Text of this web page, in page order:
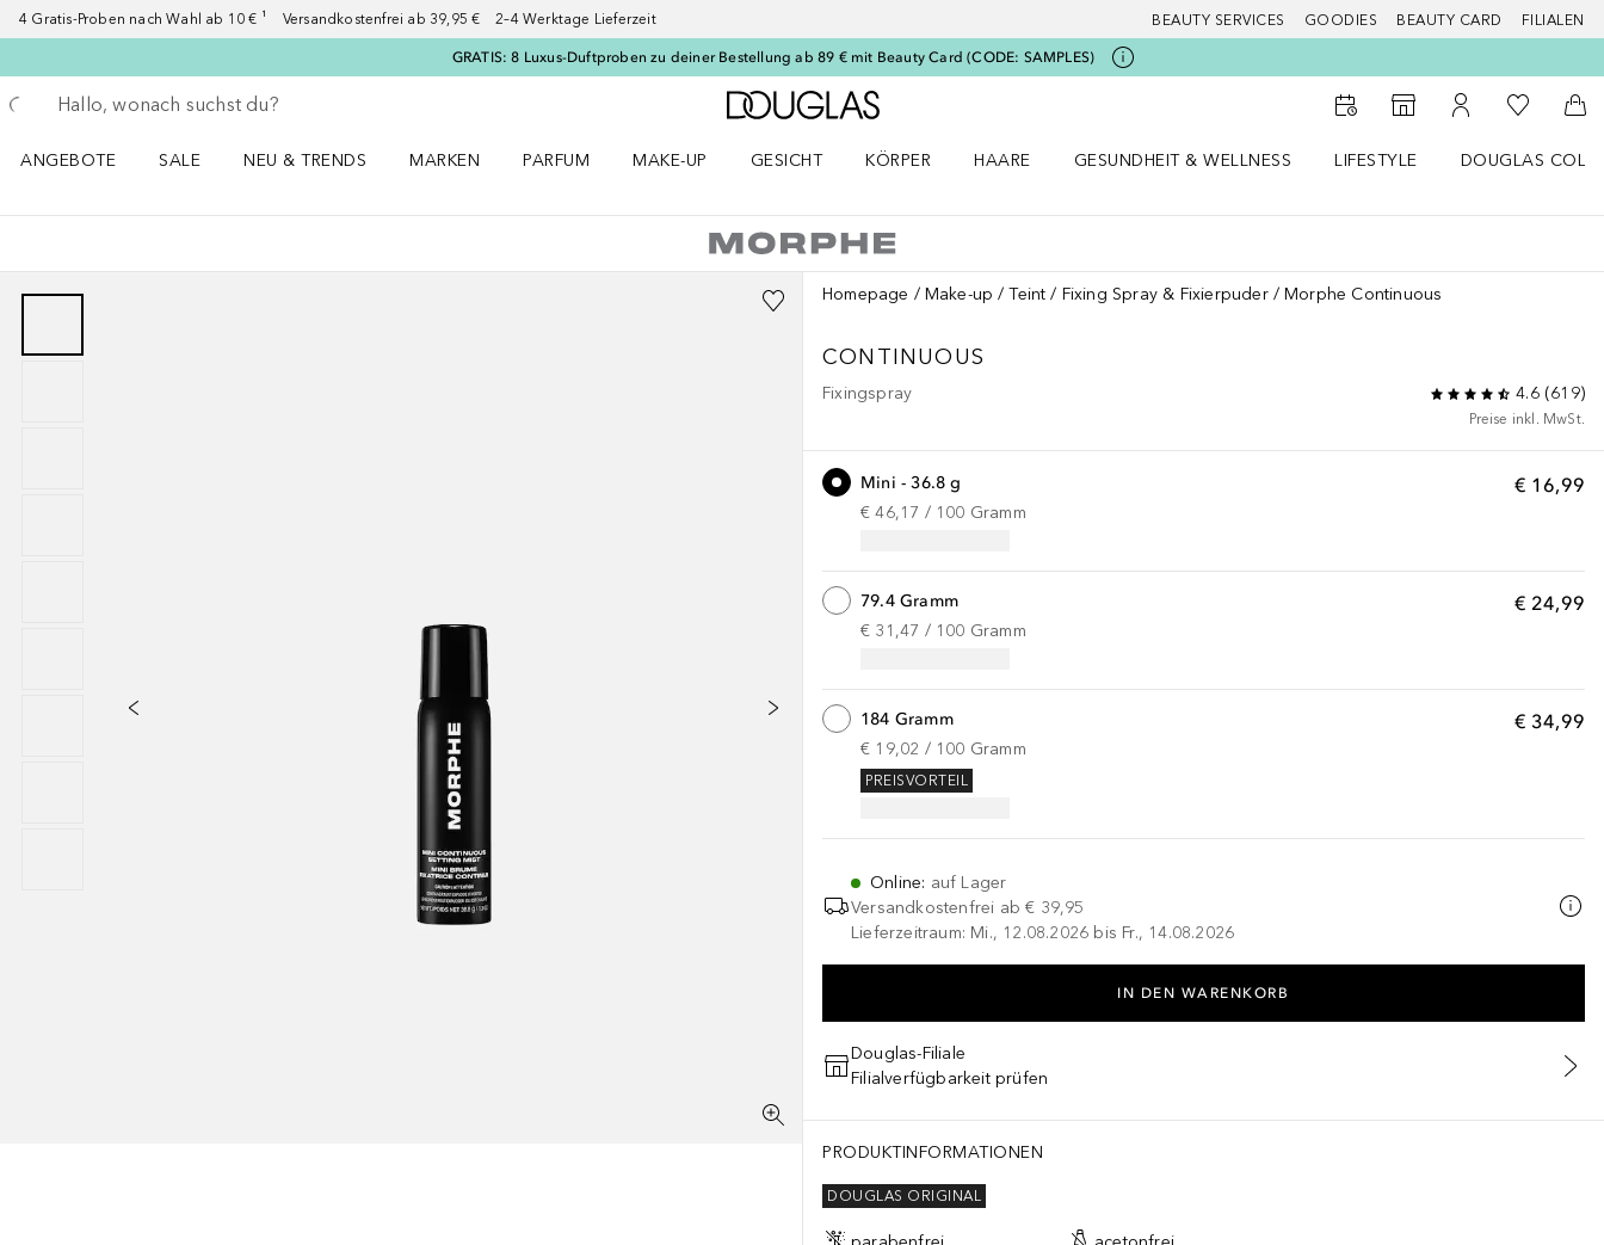
4 Gratis-Proben nach Wahl ab 10 € ¹ Versandkostenfrei ab 39,95 € 2–4 Werktage Lieferzeit BEAUTY SERVICES GOODIES BEAUTY CARD FILIALEN
GRATIS: 8 Luxus-Duftproben zu deiner Bestellung ab 89 € mit Beauty Card (CODE: SAMPLES)
Gehe zurück
Suche ausführen
Zur Douglas Startseite
Zum Storefinder
Zu Meinem
Zu Meiner
ANGEBOTE
SALE
NEU & TRENDS
MARKEN
PARFUM
MAKE-UP
GESICHT
KÖRPER
HAARE
GESUNDHEIT & WELLNESS
LIFESTYLE
DOUGLAS
Homepage Make-up Teint Fixing Spray & Fixierpuder Morphe Continuous
CONTINUOUS
Fixingspray 4.6(619)
Preise inkl. MwSt.
€ 16,99
Mini - 36.8 g
€ 46,17 / 100 Gramm
€ 24,99
79.4 Gramm
€ 31,47 / 100 Gramm
€ 34,99
184 Gramm
€ 19,02 / 100 Gramm
PREISVORTEIL
Online: auf Lager
Versandkostenfrei ab € 39,95
Lieferzeitraum: Mi., 12.08.2026 bis Fr., 14.08.2026
IN DEN WARENKORB
Douglas-Filiale
Filialverfügbarkeit prüfen
PRODUKTINFORMATIONEN
DOUGLAS ORIGINAL